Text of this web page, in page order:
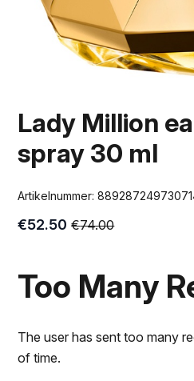
Lady Million
spray 30 ml
Artikelnummer:
€74.00
Oorspronkelijke
€74.00.
€52.50
Huidige
€52.50.
Too Many
The user has sent too many
of time.